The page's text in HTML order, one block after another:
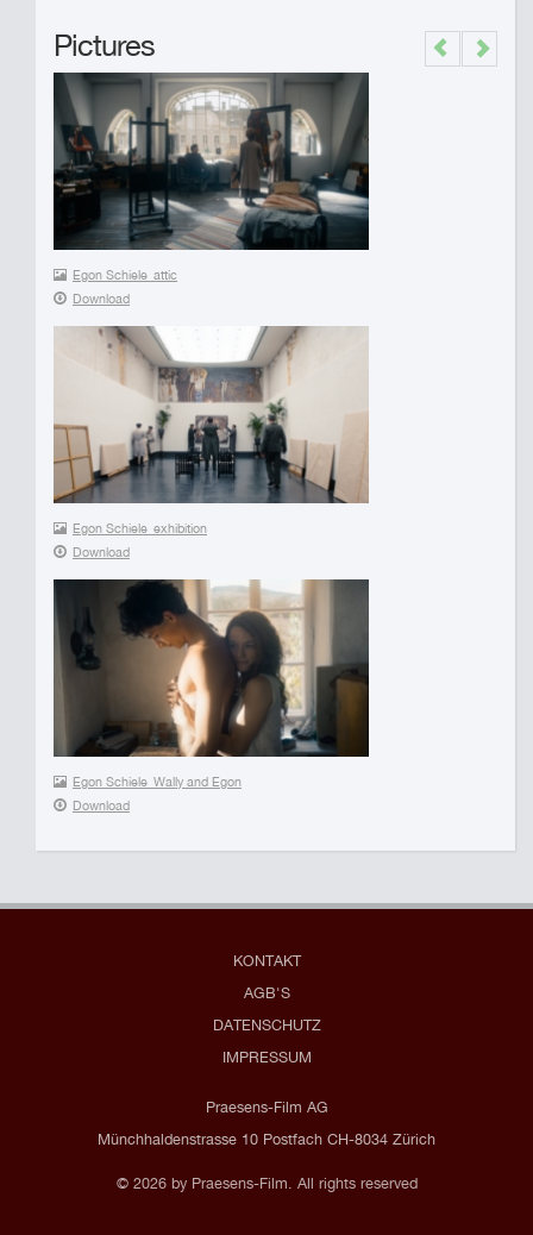
Pictures
Egon Schiele_attic
Download
Egon Schiele_exhibition
Download
Egon Schiele_Wally and Egon
Download
Previous
Next
KONTAKT
AGB'S
DATENSCHUTZ
IMPRESSUM
Praesens-Film AG
Münchhaldenstrasse 10 Postfach CH-8034 Zürich
© 2026 by Praesens-Film. All rights reserved